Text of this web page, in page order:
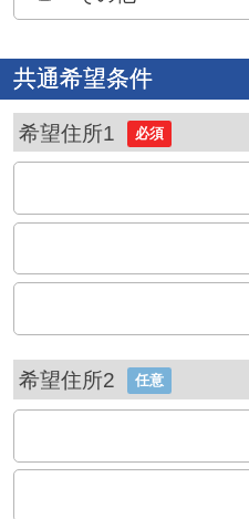
共通希望条件
希望住所1 必須
希望住所2 任意